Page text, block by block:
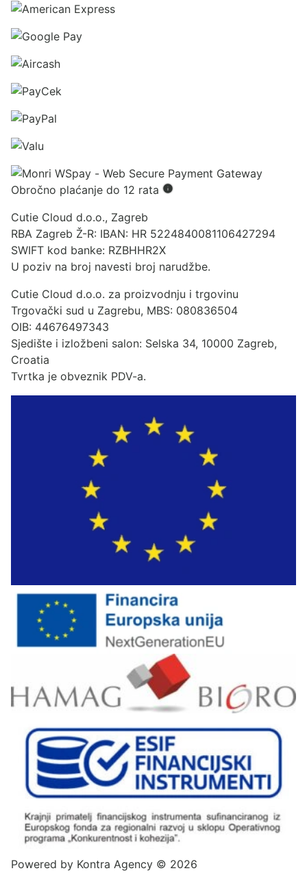
Obročno plaćanje do 12 rata
Cutie Cloud d.o.o., Zagreb
RBA Zagreb Ž-R: IBAN: HR 5224840081106427294
SWIFT kod banke: RZBHHR2X
U poziv na broj navesti broj narudžbe.
Cutie Cloud d.o.o. za proizvodnju i trgovinu
Trgovački sud u Zagrebu, MBS: 080836504
OIB: 44676497343
Sjedište i izložbeni salon: Selska 34, 10000 Zagreb,
Croatia
Tvrtka je obveznik PDV-a.
Powered by Kontra Agency © 2026